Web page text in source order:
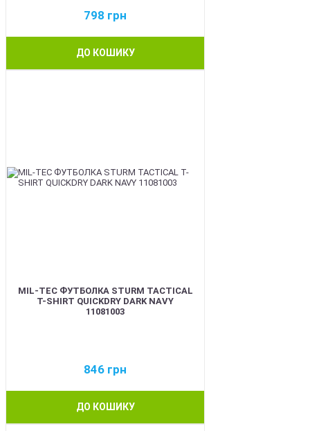
798 грн
ДО КОШИКУ
MIL-TEC ФУТБОЛКА STURM TACTICAL
T-SHIRT QUICKDRY DARK NAVY
11081003
846 грн
ДО КОШИКУ